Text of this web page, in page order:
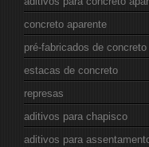
concreto aparente
pré-fabricados de concreto
estacas de concreto
represas
aditivos para chapisco
aditivos para